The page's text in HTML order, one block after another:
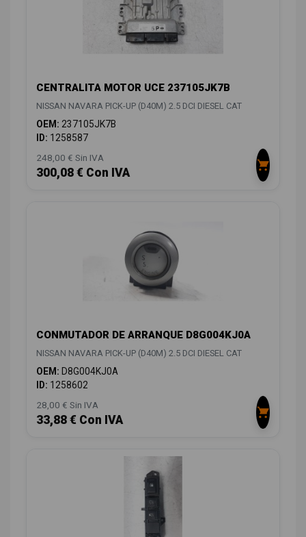
CENTRALITA MOTOR UCE 237105JK7B
NISSAN NAVARA PICK-UP (D40M) 2.5 DCI DIESEL CAT
OEM: 237105JK7B
ID: 1258587
248,00 € Sin IVA
300,08 € Con IVA
CONMUTADOR DE ARRANQUE D8G004KJ0A
NISSAN NAVARA PICK-UP (D40M) 2.5 DCI DIESEL CAT
OEM: D8G004KJ0A
ID: 1258602
28,00 € Sin IVA
33,88 € Con IVA